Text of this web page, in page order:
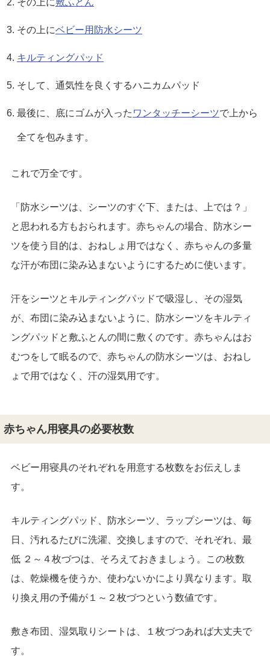
その上に敷ふとん
その上にベビー用防水シーツ
キルティングパッド
そして、通気性を良くするハニカムパッド
最後に、底にゴムが入った ワンタッチーシーツで上から
全てを包みます。
これで万全です。
「防水シーツは、シーツのすぐ下、または、上では？」
と思われる方もおられます。赤ちゃんの場合、防水シー
ツを使う目的は、おねしょ用ではなく、赤ちゃんの多量
な汗が布団に染み込まないようにするために使います。
汗をシーツとキルティングパッドで吸湿し、その湿気
が、布団に染み込まないように、防水シーツをキルティ
ングパッドと敷ふとんの間に敷くのです。赤ちゃんはお
むつをして眠るので、赤ちゃんの防水シーツは、おねし
ょで用ではなく、汗の湿気用です。
赤ちゃん用寝具の必要枚数
ベビー用寝具のそれぞれを用意する枚数をお伝えしま
す。
キルティングパッド、防水シーツ、ラップシーツは、毎
日、汚れるたびに洗濯、交換しますので、それぞれ、最
低 ２～４枚づつは、そろえておきましょう。この枚数
は、乾燥機を使うか、使わないかにより異なります。取
り換え用の予備が１～２枚づつという数値です。
敷き布団、湿気取りシートは、１枚づつあれば大丈夫で
す。